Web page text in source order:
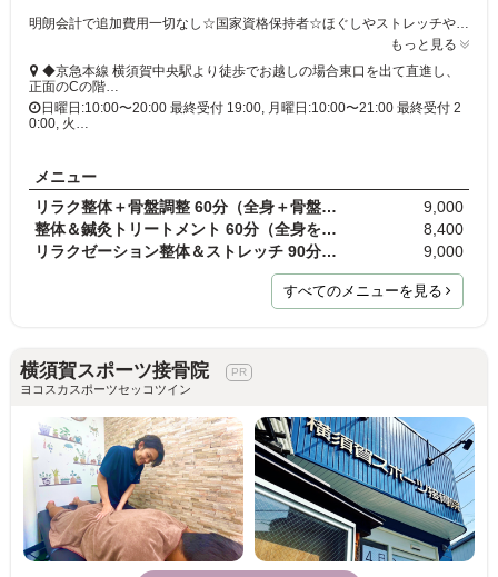
明朗会計で追加費用一切なし☆国家資格保持者☆ほぐしやストレッチや骨格調整などを交ぜながら筋肉の柔軟性・可動性を取り戻す「整体&鍼灸トリートメントコース45分」が6,000円〜♪
もっと見る
◆京急本線 横須賀中央駅より徒歩でお越しの場合東口を出て直進し、
正面のCの階…
日曜日:10:00〜20:00 最終受付 19:00, 月曜日:10:00〜21:00 最終受付 2
0:00, 火…
メニュー
リラク整体＋骨盤調整 60分（全身＋骨盤バランス）
9,000
整体＆鍼灸トリートメント 60分（全身をバランスよく…
8,400
リラクゼーション整体＆ストレッチ 90分（ゆったり全…
9,000
すべてのメニューを見る
横須賀スポーツ接骨院
ヨコスカスポーツセッコツイン